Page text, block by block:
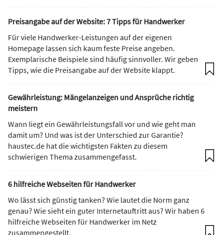
Preisangabe auf der Website: 7 Tipps für Handwerker
Für viele Handwerker-Leistungen auf der eigenen
Homepage lassen sich kaum feste Preise angeben.
Exemplarische Beispiele sind häufig sinnvoller. Wir geben
Tipps, wie die Preisangabe auf der Website klappt.
Gewährleistung: Mängelanzeigen und Ansprüche richtig
meistern
Wann liegt ein Gewährleistungsfall vor und wie geht man
damit um? Und was ist der Unterschied zur Garantie?
haustec.de hat die wichtigsten Fakten zu diesem
schwierigen Thema zusammengefasst.
6 hilfreiche Webseiten für Handwerker
Wo lässt sich günstig tanken? Wie lautet die Norm ganz
genau? Wie sieht ein guter Internetauftritt aus? Wir haben 6
hilfreiche Webseiten für Handwerker im Netz
zusammengestellt.